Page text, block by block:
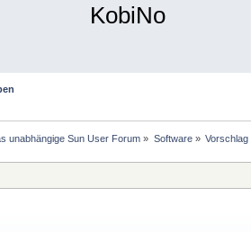
KobiNo
unabhängige Sun User Forum » Software» Vorschlag